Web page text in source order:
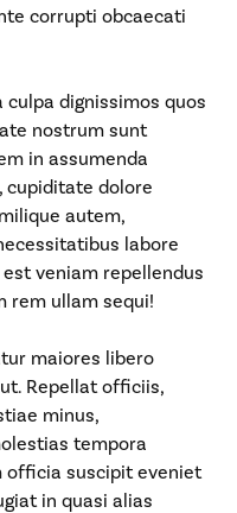
corrupti obcaecati
dignissimos quos
nostrum sunt
in assumenda
cupiditate dolore
autem,
labore
veniam repellendus
rem ullam sequi!
maiores libero
Repellat officiis,
minus,
tempora
officia suscipit eveniet
in quasi alias